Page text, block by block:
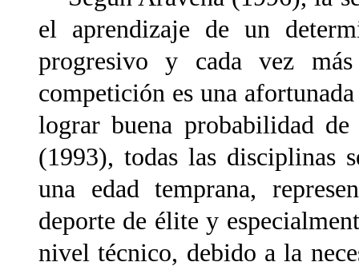
el aprendizaje de un
progresivo y cada vez
competición es una
lograr buena probabilidad
(1993), todas las disciplinas
una edad temprana,
deporte de élite y
nivel técnico, debido a la